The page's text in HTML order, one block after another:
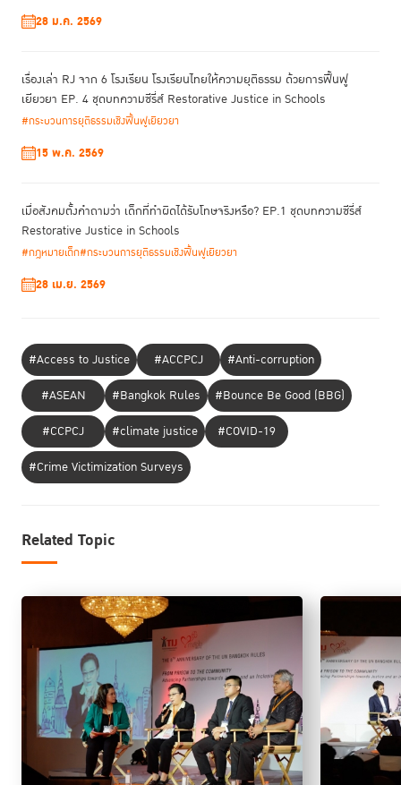
สำหรับหัวข้อถัดมานั้น
แห่งประเทศไทย
Ribbon ของประเทศสิงคโปร์ ที่มุ่งหมายให้ผู้คนในสังคมเข้าใจผู้กระทำความผิด
ดร.นัทธีได้เน้นย้ำเรื่องความสำคัญของกลไกก่อนการคุมขัง เพื่อลดการคุมขัง
ก่อนพิจารณาคดี และความแออัดในเรือนจำ รวมถึงการใช้มาตรการที่มิใช่การ
คุมขังในขั้นตอนต่างๆ ของกระบวนการยุติธรรม
ในอีกมุมหนึ่งหม่อมหลวงศุภกิตติ์ จรูญโรจน์ เลขาธิการสถาบันนิติวัชร์
ข้อมูลเชิงลึกในมุมของเจ้าพนักงานอัยการ โดยได้บรรยายถึง
ไม่อยู่ในความสนใจของสาธารณชนโดยในปัจจุบันประเทศไทยได้มีความ
พยายามในการเสนอร่างพระราชบัญญัติชะลอฟ้องที่มีเหตุผลจากการลักษณะ
การกระทำผิดที่ไม่ร้ายแรงและไม่เป็นประโยชน์ต่อสาธารณะชน ซึ่งหม่อมหลวง
ศุภกิตติ์ได้ให้ความเห็นว่า “การชะลอฟ้อง เป็นกระบวนการยุติธรรมทางเลือก
เพื่อให้โอกาสผู้กระทำผิดกลับคืนสู่สังคมโดยไม่มีตราบาป”
28 ม.ค. 2569
เรื่องเล่า RJ จาก 6 โรงเรียน โรงเรียนไทยให้ความยุติธรรม ด้วยการฟื้นฟู
เยียวยา EP. 4 ชุดบทความซีรี่ส์ Restorative Justice in Schools
#กระบวนการยุติธรรมเชิงฟื้นฟูเยียวยา
15 พ.ค. 2569
เมื่อสังคมตั้งคำถามว่า เด็กที่ทำผิดได้รับโทษจริงหรือ? EP.1 ชุดบทความซีรี่ส์
Restorative Justice in Schools
#กฎหมายเด็ก#กระบวนการยุติธรรมเชิงฟื้นฟูเยียวยา
28 เม.ย. 2569
#Access to Justice #ACCPCJ
#Anti-corruption
#ASEAN
#Bangkok Rules
#Bounce Be Good (BBG)
#CCPCJ
#climate justice
#COVID-19
#Crime Victimization Surveys
Related Topic